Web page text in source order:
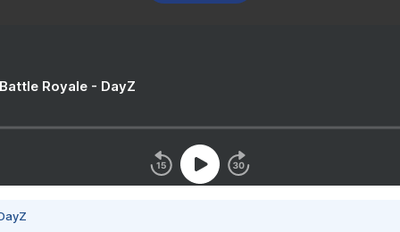
Royale - DayZ